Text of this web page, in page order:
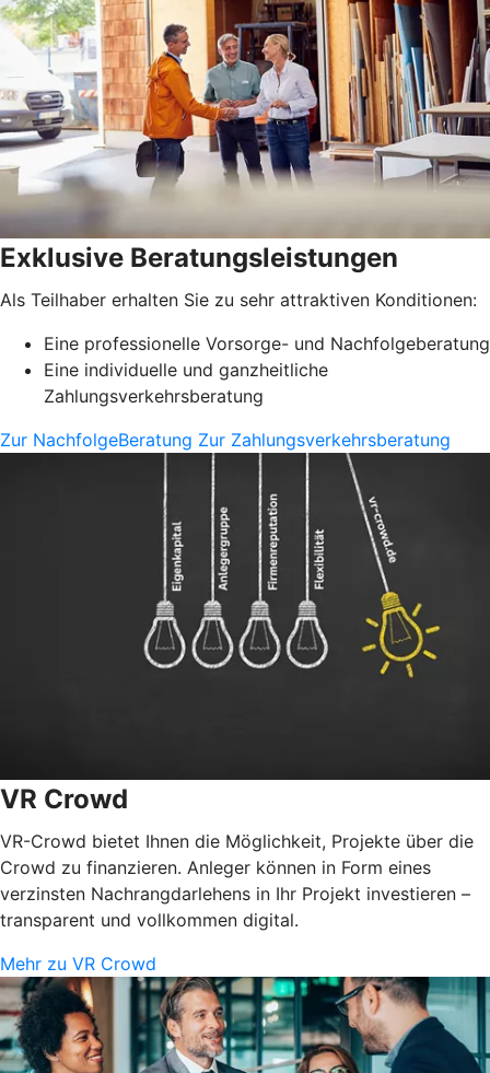
Exklusive Beratungsleistungen
Als Teilhaber erhalten Sie zu sehr attraktiven Konditionen:
Eine professionelle Vorsorge- und Nachfolgeberatung
Eine individuelle und ganzheitliche
Zahlungsverkehrsberatung
Zur NachfolgeBeratung Zur Zahlungsverkehrsberatung
VR Crowd
VR-Crowd bietet Ihnen die Möglichkeit, Projekte über die
Crowd zu finanzieren. Anleger können in Form eines
verzinsten Nachrangdarlehens in Ihr Projekt investieren –
transparent und vollkommen digital.
Mehr zu VR Crowd